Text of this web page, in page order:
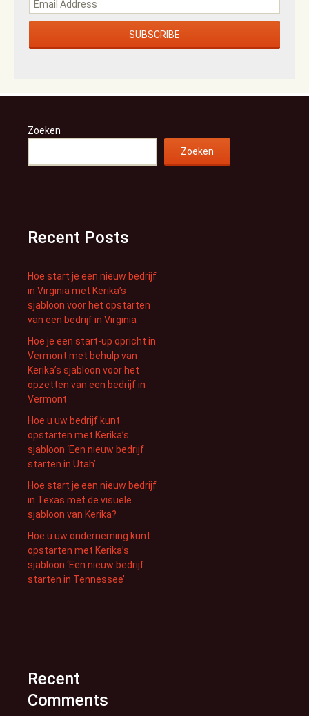
Zoeken
Zoeken
Recent Posts
Hoe start je een nieuw bedrijf
in Virginia met Kerika’s
sjabloon voor het opstarten
van een bedrijf in Virginia
Hoe je een start-up opricht in
Vermont met behulp van
Kerika’s sjabloon voor het
opzetten van een bedrijf in
Vermont
Hoe u uw bedrijf kunt
opstarten met Kerika’s
sjabloon ‘Een nieuw bedrijf
starten in Utah’
Hoe start je een nieuw bedrijf
in Texas met de visuele
sjabloon van Kerika?
Hoe u uw onderneming kunt
opstarten met Kerika’s
sjabloon ‘Een nieuw bedrijf
starten in Tennessee’
Recent
Comments